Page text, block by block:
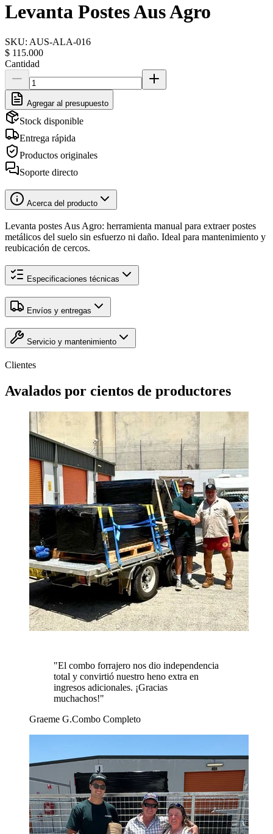
Levanta Postes Aus Agro
SKU: AUS-ALA-016
$ 115.000
Cantidad
Agregar al presupuesto
Stock disponible
Entrega rápida
Productos originales
Soporte directo
Acerca del producto
Levanta postes Aus Agro: herramienta manual para extraer postes
metálicos del suelo sin esfuerzo ni daño. Ideal para mantenimiento y
reubicación de cercos.
Especificaciones técnicas
Envíos y entregas
Servicio y mantenimiento
Clientes
Avalados por cientos de productores
"El combo forrajero nos dio independencia
total y convirtió nuestro heno extra en
ingresos adicionales. ¡Gracias
muchachos!"
Graeme G.Combo Completo